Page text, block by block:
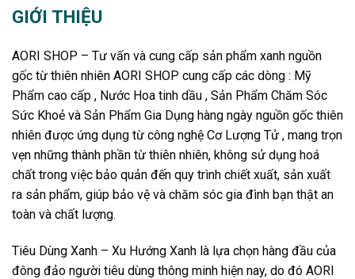
GIỚI THIỆU
AORI SHOP – Tư vấn và cung cấp sản phẩm xanh nguồn
gốc từ thiên nhiên AORI SHOP cung cấp các dòng : Mỹ
Phẩm cao cấp , Nước Hoa tinh dầu , Sản Phẩm Chăm Sóc
Sức Khoẻ và Sản Phẩm Gia Dụng hàng ngày nguồn gốc thiên
nhiên được ứng dụng từ công nghệ Cơ Lượng Tử , mang trọn
vẹn những thành phần từ thiên nhiên, không sử dụng hoá
chất trong việc bảo quản đến quy trình chiết xuất, sản xuất
ra sản phẩm, giúp bảo vệ và chăm sóc gia đình bạn thật an
toàn và chất lượng.
Tiêu Dùng Xanh – Xu Hướng Xanh là lựa chọn hàng đầu của
đông đảo người tiêu dùng thông minh hiện nay, do đó AORI